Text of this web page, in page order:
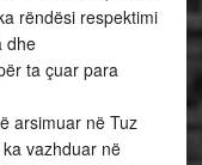
rëndësi respektimi
dhe
ta çuar para
arsimuar në Tuz
vazhduar në